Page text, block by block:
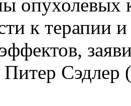
опухолевых
к терапии
Сэдлер